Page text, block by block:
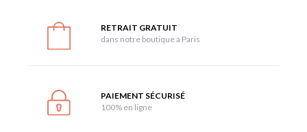
RETRAIT GRATUIT
dans notre boutique à Paris
PAIEMENT SÉCURISÉ
100% en ligne